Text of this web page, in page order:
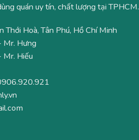
quán uy tín, chất lượng tại TPHCM.
Thới Hoà, Tân Phú, Hồ Chí Minh
Mr. Hưng
Mr. Hiếu